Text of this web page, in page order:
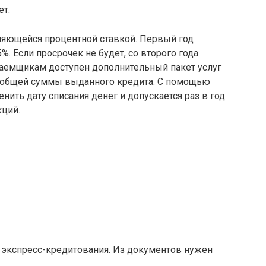
процентной ставкой. Первый год
Если просрочек не будет, со второго года
доступен дополнительный пакет услуг
общей суммы выданного кредита. С помощью
дату списания денег и допускается раз в год
кредитования. Из документов нужен